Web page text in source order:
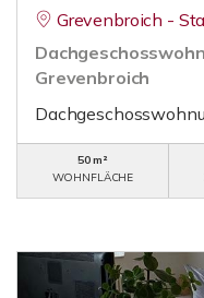
Grevenbroich -
Grevenbroich
50 m²
WOHNFLÄCHE